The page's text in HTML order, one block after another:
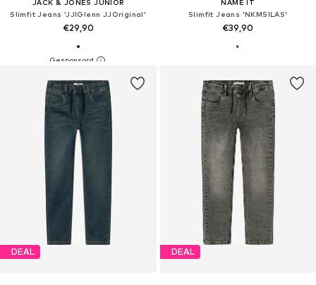
JACK & JONES JUNIOR
Slimfit Jeans 'JJIGlenn JJOriginal'
€29,90
NAME IT
Slimfit Jeans 'NKMSILAS'
€39,90
DEAL DEAL